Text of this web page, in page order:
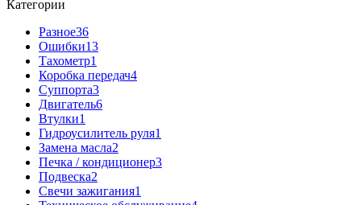
Категории
Разное36
Ошибки13
Тахометр1
Коробка передач4
Cуппорта3
Двигатель6
Втулки1
Гидроусилитель руля1
Замена масла2
Печка / кондиционер3
Подвеска2
Свечи зажигания1